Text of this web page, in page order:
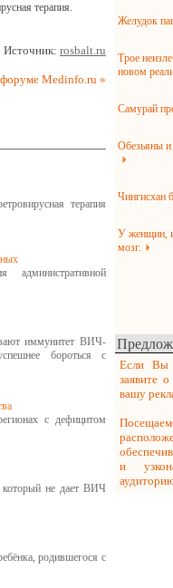
терапия.
Источник: rosbalt.ru
Medinfo.ru »
терапия
иммунитет ВИЧ-
бороться с
с дефицитом
который не дает ВИЧ
родившегося с
Желудок
Трое
новом
Самурай
Обезьяны и
Чингисхан
У женщин,
мозг.
Если Вы
заявите
вашу
и